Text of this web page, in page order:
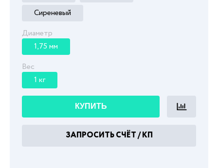
Сиреневый
Диаметр
1,75 мм
Вес
1 кг
КУПИТЬ
ЗАПРОСИТЬ СЧЁТ / КП